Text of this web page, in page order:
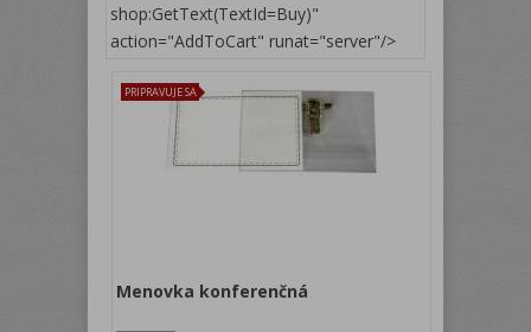
shop:GetText(TextId=Buy)"
action="AddToCart" runat="server"/>
PRIPRAVUJE SA
Menovka konferenčná